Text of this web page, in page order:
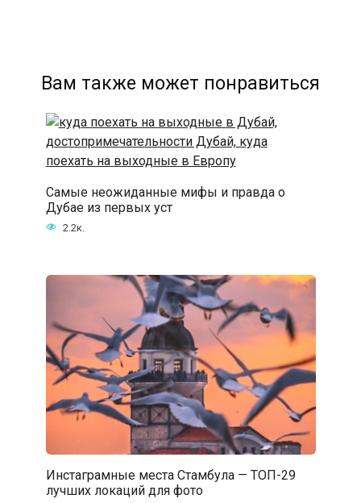
Вам также может понравиться
Самые неожиданные мифы и правда о
Дубае из первых уст
2.2к.
Инстаграмные места Стамбула — ТОП-29
лучших локаций для фото